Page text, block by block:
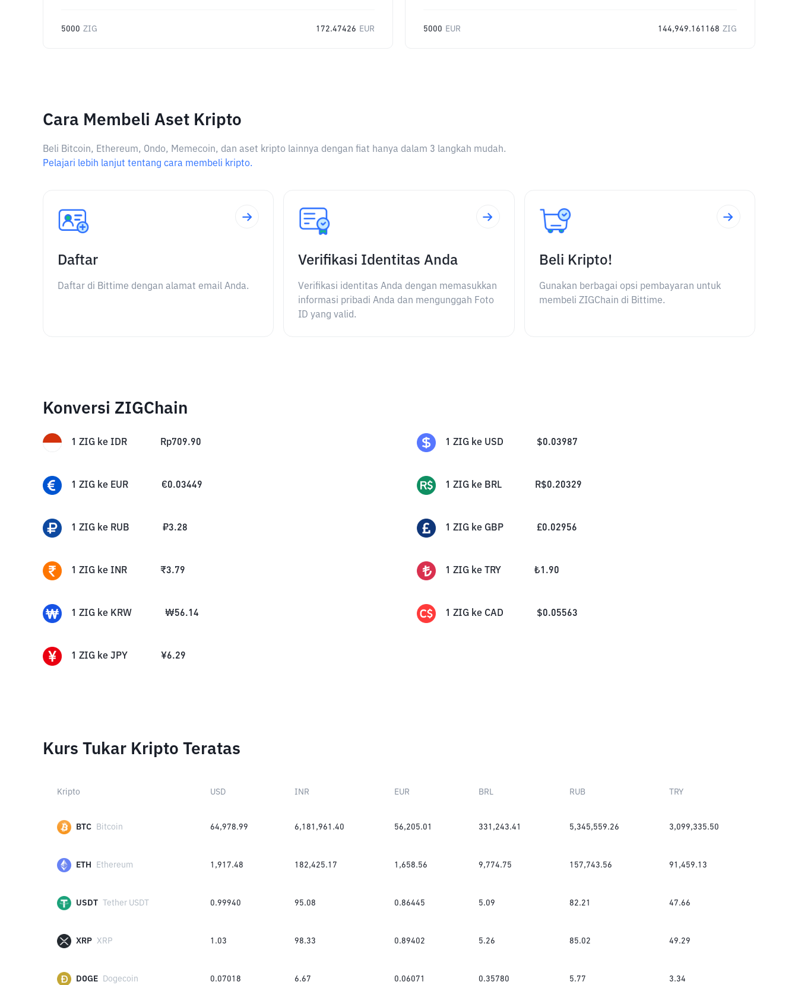
5000 ZIG 172.47426 EUR 5000 EUR 144,949.161168 ZIG
Cara Membeli Aset Kripto
Beli Bitcoin, Ethereum, Ondo, Memecoin, dan aset kripto lainnya dengan fiat hanya dalam 3 langkah mudah.
Pelajari lebih lanjut tentang cara membeli kripto.
Daftar
Daftar di Bittime dengan alamat email Anda.
Verifikasi Identitas Anda
Verifikasi identitas Anda dengan memasukkan
informasi pribadi Anda dan mengunggah Foto
ID yang valid.
Beli Kripto!
Gunakan berbagai opsi pembayaran untuk
membeli ZIGChain di Bittime.
Konversi ZIGChain
1 ZIG ke IDR Rp709.90 1 ZIG ke USD $0.03987
1 ZIG ke EUR €0.03449 1 ZIG ke BRL R$0.20329
1 ZIG ke RUB ₽3.28 1 ZIG ke GBP £0.02956
1 ZIG ke INR ₹3.79 1 ZIG ke TRY ₺1.90
1 ZIG ke KRW ₩56.14 1 ZIG ke CAD $0.05563
1 ZIG ke JPY ¥6.29
Kurs Tukar Kripto Teratas
Kripto USD INR EUR BRL RUB TRY
BTC Bitcoin 64,978.99 6,181,961.40 56,205.01 331,243.41 5,345,559.26 3,099,335.50
ETH Ethereum 1,917.48 182,425.17 1,658.56 9,774.75 157,743.56 91,459.13
USDT Tether USDT 0.99940 95.08 0.86445 5.09 82.21 47.66
XRP XRP 1.03 98.33 0.89402 5.26 85.02 49.29
DOGE Dogecoin 0.07018 6.67 0.06071 0.35780 5.77 3.34